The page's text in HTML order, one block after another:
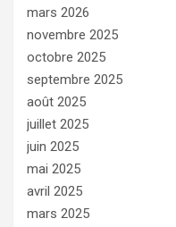
mars 2026
novembre 2025
octobre 2025
septembre 2025
août 2025
juillet 2025
juin 2025
mai 2025
avril 2025
mars 2025